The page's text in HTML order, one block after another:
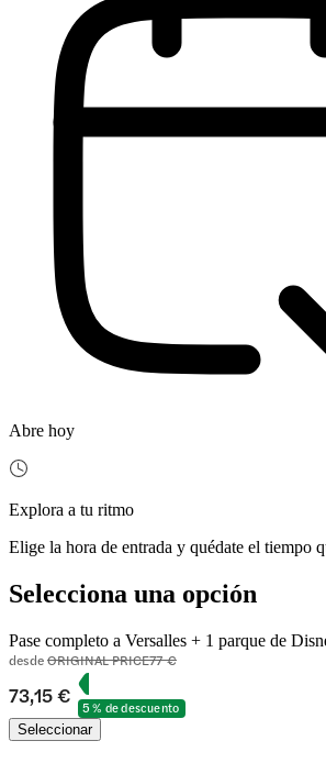
Abre hoy
Explora a tu ritmo
Elige la hora de entrada y quédate el tiempo
Selecciona una opción
Pase completo a Versalles + 1 parque de
desdeORIGINAL PRICE77 €
73,15 €
5 % de descuento
Seleccionar